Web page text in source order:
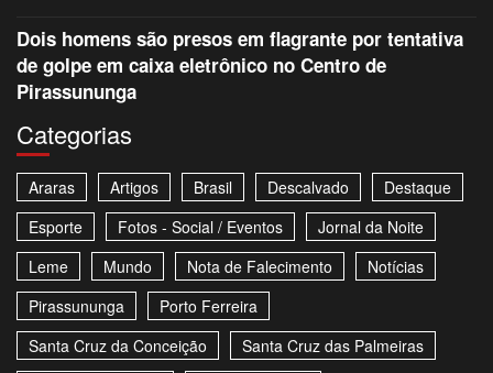
Dois homens são presos em flagrante por tentativa
de golpe em caixa eletrônico no Centro de
Pirassununga
Categorias
Araras Artigos Brasil Descalvado
Destaque
Esporte
Fotos - Social / Eventos
Jornal da Noite
Leme
Mundo Nota de Falecimento
Notícias
Pirassununga
Porto Ferreira
Santa Cruz da Conceição
Santa Cruz das Palmeiras